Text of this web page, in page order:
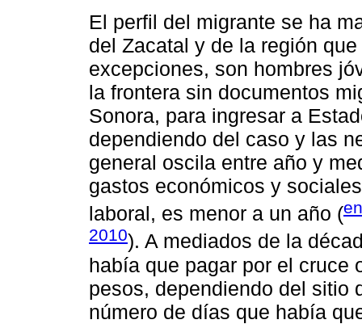
El perfil del migrante se ha
del Zacatal y de la región
excepciones, son hombres
la frontera sin documentos
Sonora, para ingresar a
dependiendo del caso y las
general oscila entre año y
gastos económicos y
laboral, es menor a un año (
2010). A mediados de la
había que pagar por el cruce
pesos, dependiendo del sitio
número de días que había